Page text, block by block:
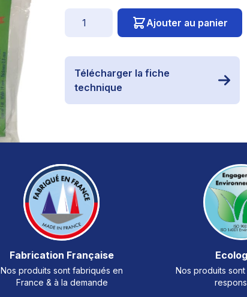
Ajouter au panier
Télécharger la fiche
technique
Fabrication Française
Nos produits sont fabriqués en
France & à la demande
Nos produits